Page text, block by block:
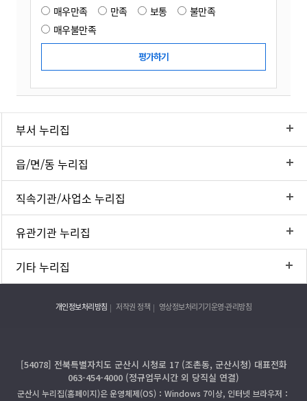
매우만족 만족 보통
불만족
매우불만족
부서 누리집
읍/면/동 누리집
직속기관/사업소 누리집
유관기관 누리집
기타 누리집
개인정보처리방침 저작권 정책 영상정보처리기기운영·관리방침
[54078] 전북특별자치도 군산시 시청로 17 (조촌동, 군산시청) 대표전화
063-454-4000 (정규업무시간 외 당직실 연결)
군산시 누리집(홈페이지)은 운영체제(OS)：Windows 7이상, 인터넷 브라우저：